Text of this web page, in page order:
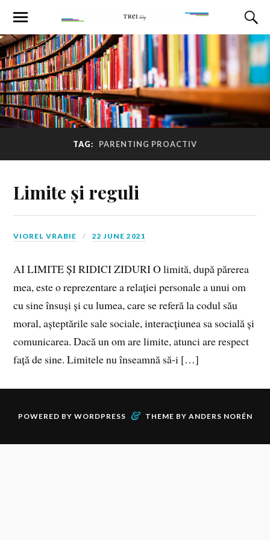
TAG: PARENTING PROACTIV
Limite și reguli
VIOREL VRABIE 22 JUNE 2021
AI LIMITE ȘI RIDICI ZIDURI O limită, după părerea
mea, este o reprezentare a relației personale a unui om
cu sine însuși și cu lumea, care se referă la codul său
moral, așteptările sale sociale, interacțiunea sa socială și
comunicarea. Dacă un om are limite, atunci are respect
față de sine. Limitele nu înseamnă să‑i […]
POWERED BY WORDPRESS & THEME BY ANDERS NORÉN